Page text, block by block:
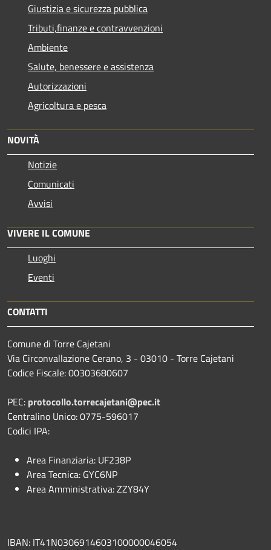
Giustizia e sicurezza pubblica
Tributi,finanze e contravvenzioni
Ambiente
Salute, benessere e assistenza
Autorizzazioni
Agricoltura e pesca
NOVITÀ
Notizie
Comunicati
Avvisi
VIVERE IL COMUNE
Luoghi
Eventi
CONTATTI
Comune di Torre Cajetani
Via Circonvallazione Cerano, 3 - 03010 - Torre Cajetani
Codice Fiscale: 00303680607
PEC: protocollo.torrecajetani@pec.it
Centralino Unico: 0775-596017
Codici IPA:
Area Finanziaria: UF238P
Area Tecnica: GYC6NP
Area Amministrativa: ZZY84Y
IBAN: IT41N0306914603100000046054